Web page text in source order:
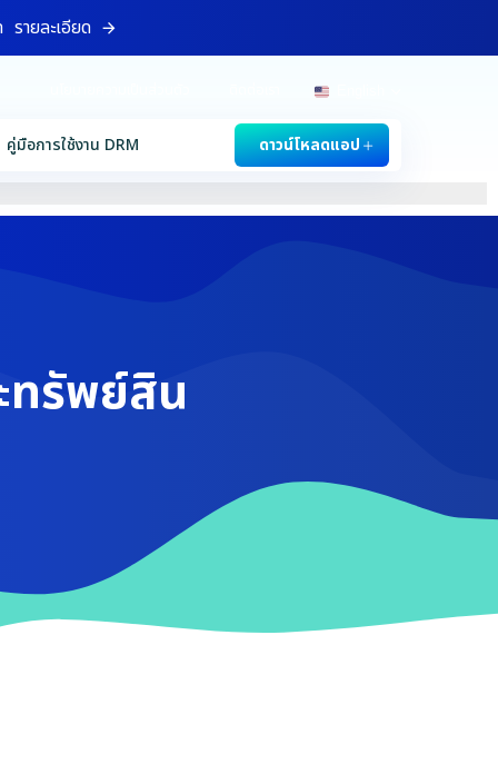
รายละเอียด
คู่มือการใช้งาน DRM ดาวน์โหลดแอป
ทรัพย์สิน